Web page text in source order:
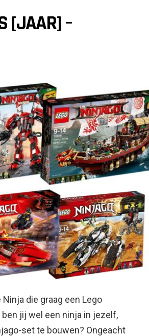
[JAAR] –
die graag een Lego
jij wel een ninja in jezelf,
set te bouwen? Ongeacht